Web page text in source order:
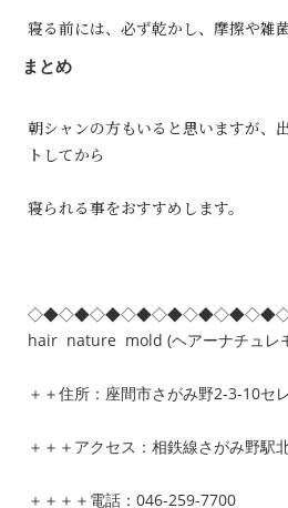
寝る前には、必ず乾かし、摩擦や雑
まとめ
朝シャンの方もいると思いますが、
トしてから
寝られる事をおすすめします。
hair nature mold (ヘアーナチュレ
＋＋住所：座間市さがみ野2-3-10セ
＋＋＋アクセス：相鉄線さがみ野駅
＋＋＋＋電話：046-259-7700